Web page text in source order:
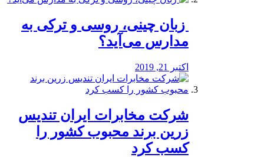
️ زبان چینی، روسی و ترکی به
مدارس می‌آید؟
اکتبر 21, 2019
شرکت مخابرات ایران تندیس
زرین برند محبوب کشور را
کسب کرد